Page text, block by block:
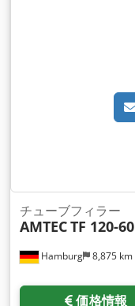
Hamburg 8,875 km
チューブフィラー
AMTECTF 120-60
価格情報